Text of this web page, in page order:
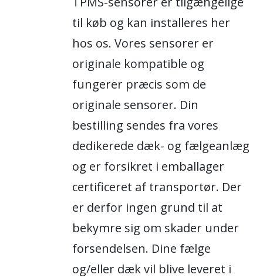
til køb og kan installeres her
hos os. Vores sensorer er
originale kompatible og
fungerer præcis som de
originale sensorer. Din
bestilling sendes fra vores
dedikerede dæk- og fælgeanlæg
og er forsikret i emballager
certificeret af transportør. Der
er derfor ingen grund til at
bekymre sig om skader under
forsendelsen. Dine fælge
og/eller dæk vil blive leveret i